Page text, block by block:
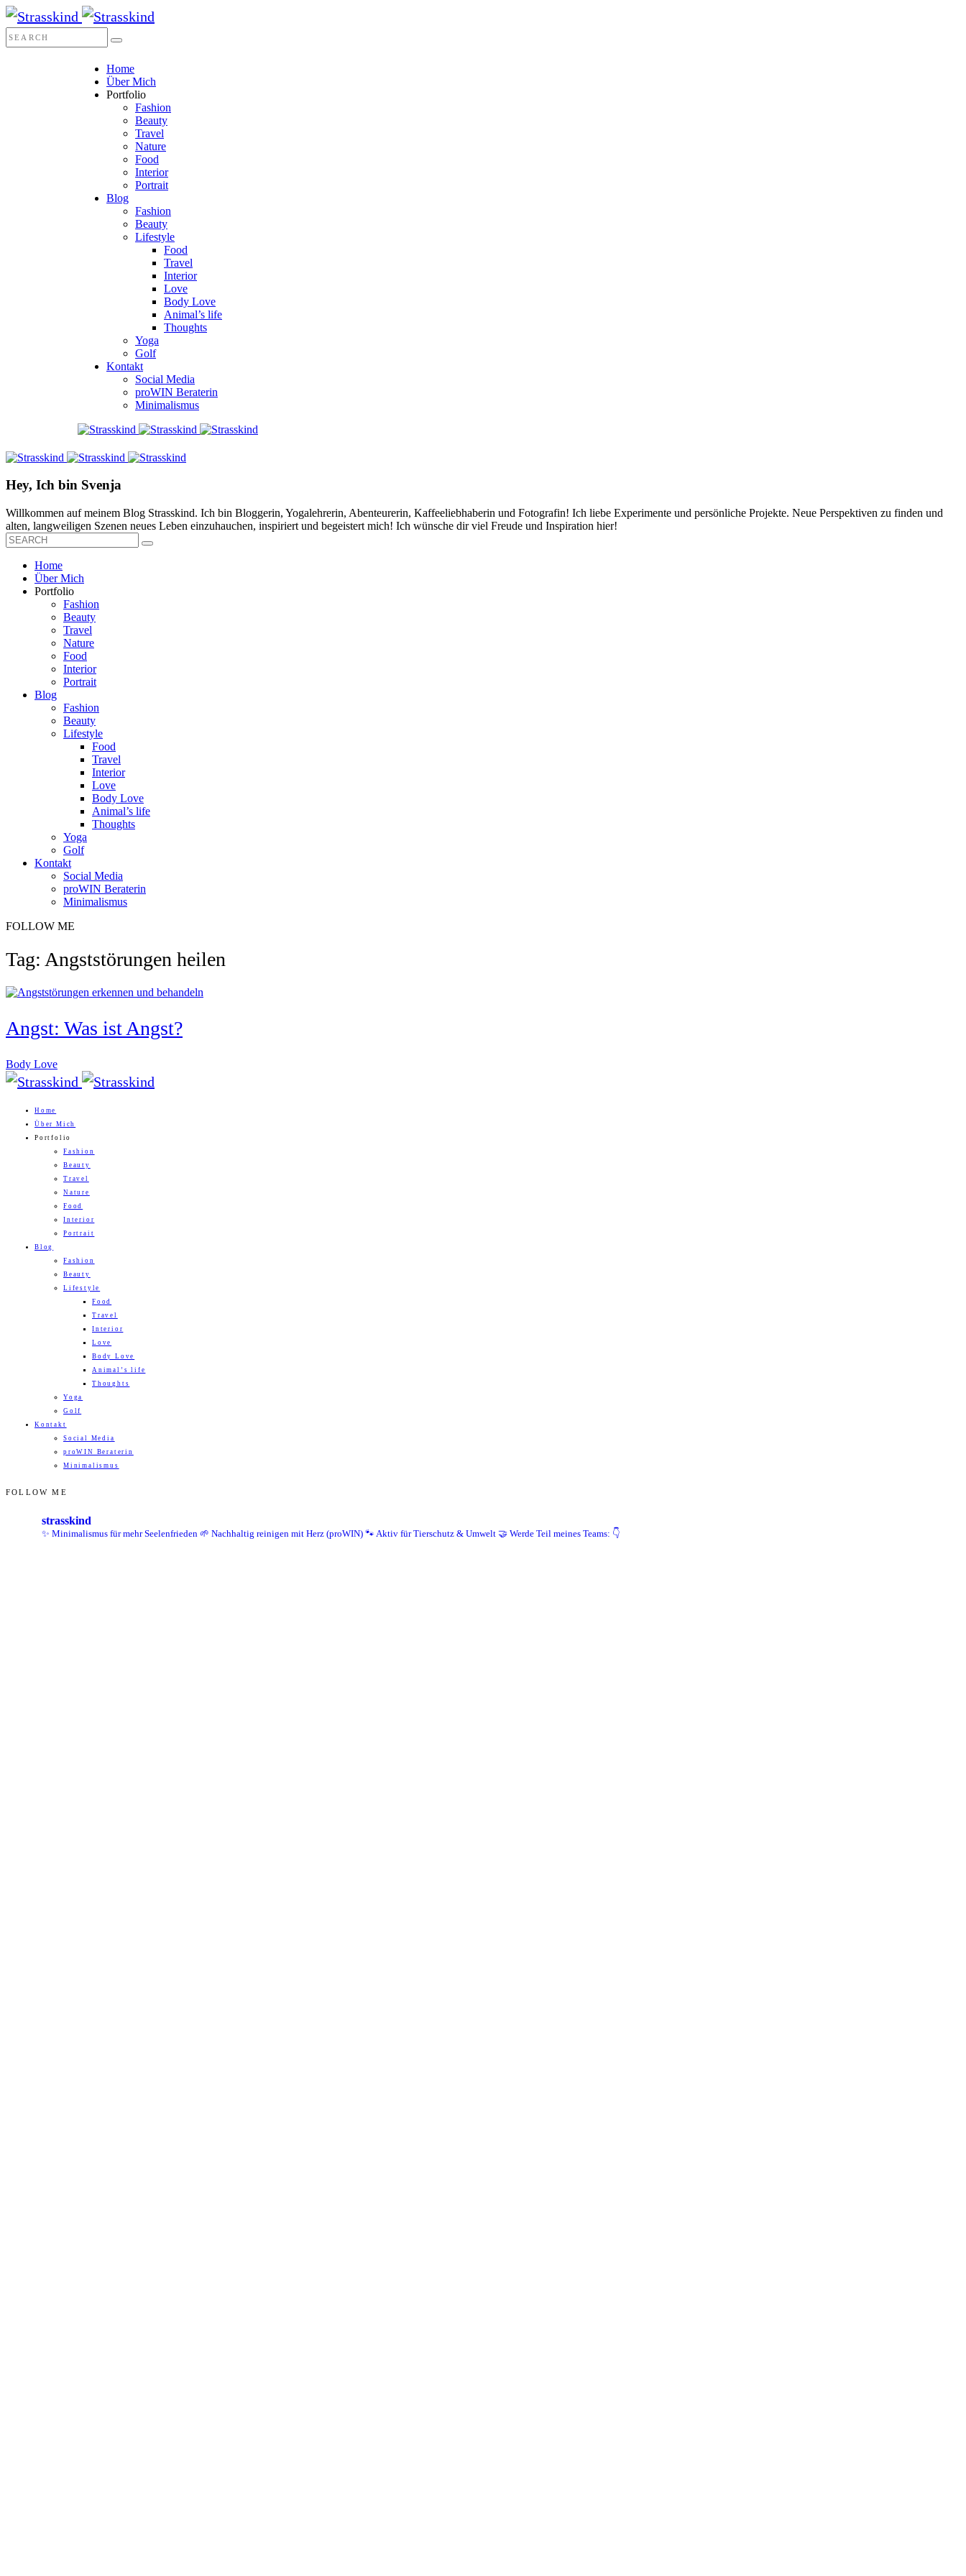
Home
Über Mich
Portfolio
Fashion
Beauty
Travel
Nature
Food
Interior
Portrait
Blog
Fashion
Beauty
Lifestyle
Food
Travel
Interior
Love
Body Love
Animal’s life
Thoughts
Yoga
Golf
Kontakt
Social Media
proWIN Beraterin
Minimalismus
Hey, Ich bin Svenja
Willkommen auf meinem Blog Strasskind. Ich bin Bloggerin, Yogalehrerin, Abenteurerin, Kaffeeliebhaberin und Fotografin! Ich liebe Experimente und persönliche Projekte. Neue Perspektiven zu finden und
alten, langweiligen Szenen neues Leben einzuhauchen, inspiriert und begeistert mich! Ich wünsche dir viel Freude und Inspiration hier!
Home
Über Mich
Portfolio
Fashion
Beauty
Travel
Nature
Food
Interior
Portrait
Blog
Fashion
Beauty
Lifestyle
Food
Travel
Interior
Love
Body Love
Animal’s life
Thoughts
Yoga
Golf
Kontakt
Social Media
proWIN Beraterin
Minimalismus
FOLLOW ME
Tag: Angststörungen heilen
Angst: Was ist Angst?
Body Love
Home
Über Mich
Portfolio
Fashion
Beauty
Travel
Nature
Food
Interior
Portrait
Blog
Fashion
Beauty
Lifestyle
Food
Travel
Interior
Love
Body Love
Animal’s life
Thoughts
Yoga
Golf
Kontakt
Social Media
proWIN Beraterin
Minimalismus
FOLLOW ME
strasskind
✨ Minimalismus für mehr Seelenfrieden 🌱 Nachhaltig reinigen mit Herz (proWIN) 🐾 Aktiv für Tierschutz & Umwelt 🤝 Werde Teil meines Teams: 👇